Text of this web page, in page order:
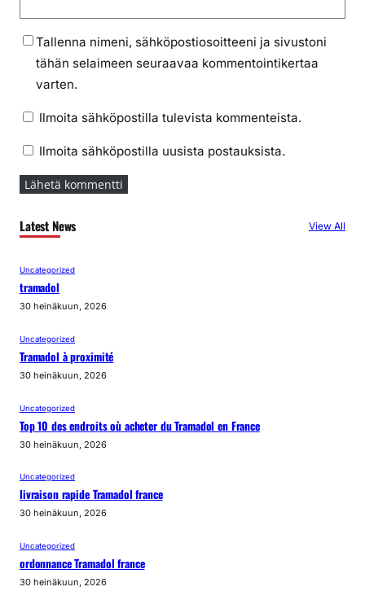
Tallenna nimeni, sähköpostiosoitteeni ja sivustoni
tähän selaimeen seuraavaa kommentointikertaa
varten.
Ilmoita sähköpostilla tulevista kommenteista.
Ilmoita sähköpostilla uusista postauksista.
Latest News View All
Uncategorized
tramadol
30 heinäkuun, 2026
Uncategorized
Tramadol à proximité
30 heinäkuun, 2026
Uncategorized
Top 10 des endroits où acheter du Tramadol en France
30 heinäkuun, 2026
Uncategorized
livraison rapide Tramadol france
30 heinäkuun, 2026
Uncategorized
ordonnance Tramadol france
30 heinäkuun, 2026